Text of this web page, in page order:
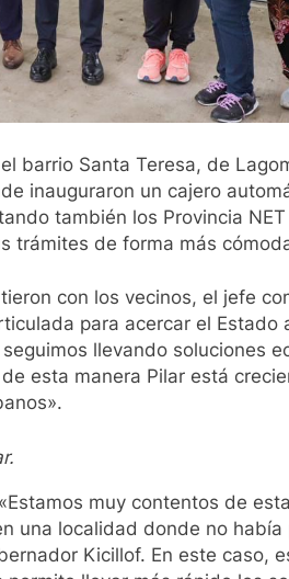
barrio Santa Teresa, de
inauguraron un cajero
también los Provincia
trámites de forma más
con los vecinos, el jefe
para acercar el Estado
llevando soluciones
esta manera Pilar está
muy contentos de
una localidad donde no
Kicillof. En este caso,